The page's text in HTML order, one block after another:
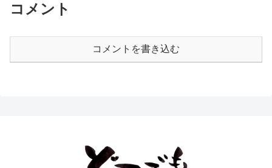
コメント
コメントを書き込む